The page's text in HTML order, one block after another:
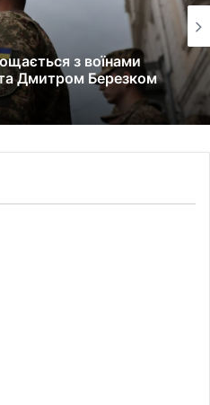
з воїнами
Дмитром Березком